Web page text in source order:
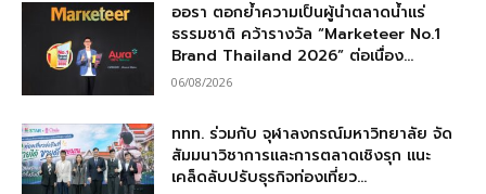
ออรา ตอกย้ำความเป็นผู้นำตลาดน้ำแร่
ธรรมชาติ คว้ารางวัล “Marketeer No.1
Brand Thailand 2026” ต่อเนื่อง...
06/08/2026
ททท. ร่วมกับ จุฬาลงกรณ์มหาวิทยาลัย จัด
สัมมนาวิชาการและการตลาดเชิงรุก แนะ
เคล็ดลับปรับธุรกิจท่องเที่ยว...